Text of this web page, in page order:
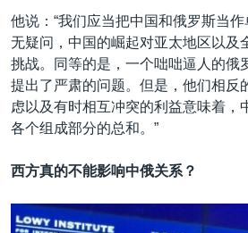
他说：“我们应当把中国和俄罗斯当
无疑问，中国的崛起对亚太地区以及
挑战。同等的是，一个咄咄逼人的俄
提出了严肃的问题。但是，他们相反
虑以及有时相互冲突的利益意味着，
各个组成部分的总和。”
西方真的不能影响中俄关系？